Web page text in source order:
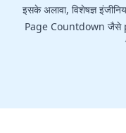
इसके अलावा, विशेषज्ञ
Page Countdown जैसे